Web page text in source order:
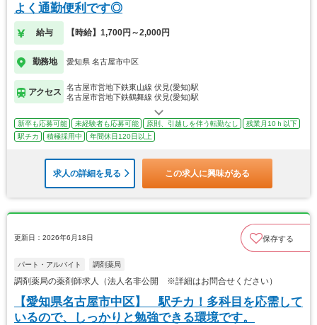
よく通勤便利です◎
給与 【時給】1,700円～2,000円
勤務地 愛知県 名古屋市中区
アクセス
名古屋市営地下鉄東山線 伏見(愛知)駅
名古屋市営地下鉄鶴舞線 伏見(愛知)駅
新卒も応募可能 未経験者も応募可能 原則、引越しを伴う転勤なし
残業月10ｈ以下
駅チカ
積極採用中 年間休日120日以上
求人の詳細を見る この求人に興味がある
更新日：2026年6月18日 保存する
パート・アルバイト 調剤薬局
調剤薬局の薬剤師求人（法人名非公開 ※詳細はお問合せください）
【愛知県名古屋市中区】 駅チカ！多科目を応需して
いるので、しっかりと勉強できる環境です。